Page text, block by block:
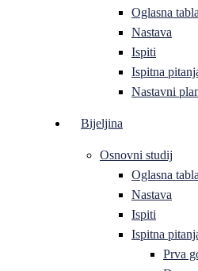
Oglasna tabla
Nastava
Ispiti
Ispitna
Nastavni
Bijeljina
Osnovni studij
Oglasna tabla
Nastava
Ispiti
Ispitna
Prva